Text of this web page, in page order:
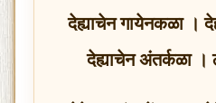
देह्याचेन गायेनकळा ।
देह्याचेन अंतर्कळा